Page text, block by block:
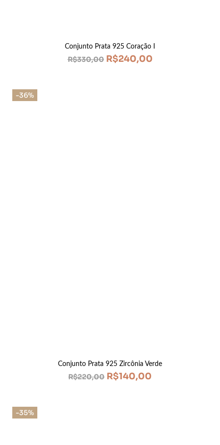
Conjunto Prata 925 Coração I
R$330,00 R$240,00
-36%
Conjunto Prata 925 Zircônia Verde
R$220,00 R$140,00
-35%